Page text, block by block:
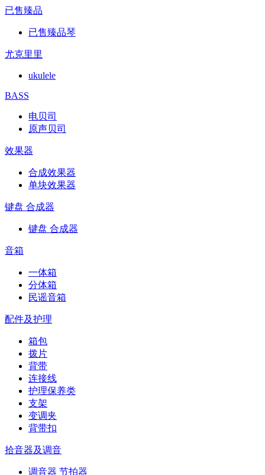
已售臻品
已售臻品琴
尤克里里
ukulele
BASS
电贝司
原声贝司
效果器
合成效果器
单块效果器
键盘 合成器
键盘 合成器
音箱
一体箱
分体箱
民谣音箱
配件及护理
箱包
拨片
背带
连接线
护理保养类
支架
变调夹
背带扣
拾音器及调音
调音器 节拍器